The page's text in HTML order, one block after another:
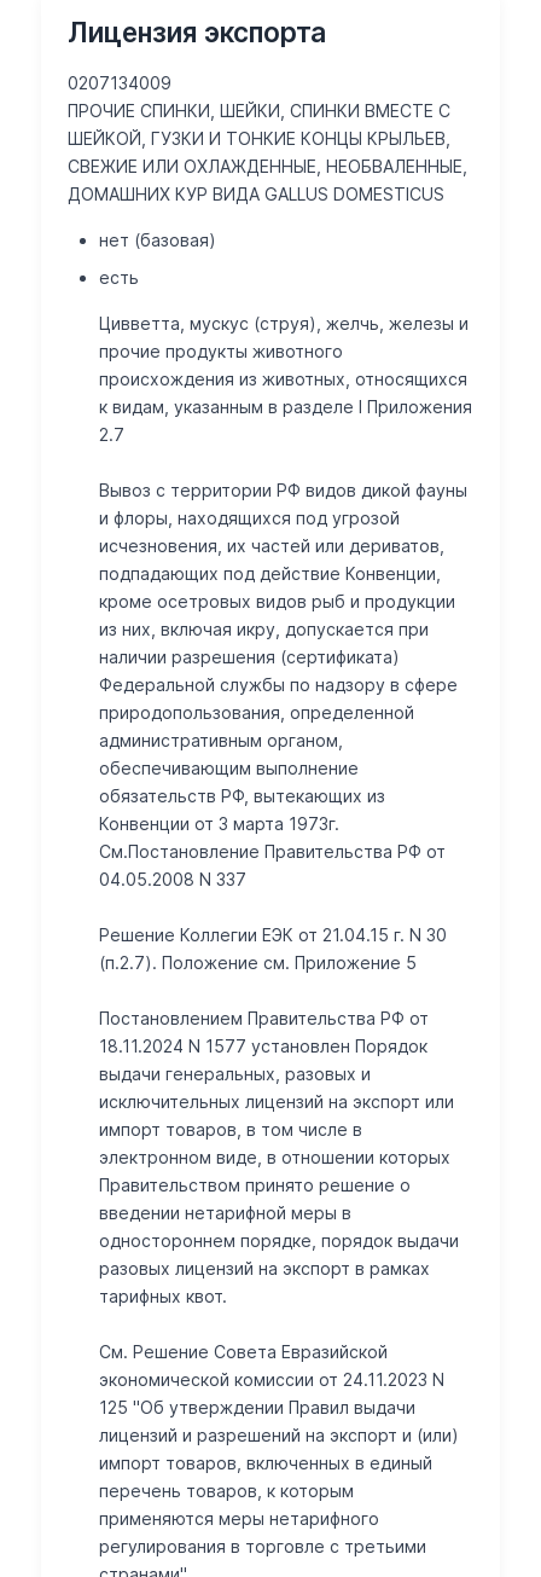
Лицензия экспорта
0207134009
ПРОЧИЕ СПИНКИ, ШЕЙКИ, СПИНКИ ВМЕСТЕ С
ШЕЙКОЙ, ГУЗКИ И ТОНКИЕ КОНЦЫ КРЫЛЬЕВ,
СВЕЖИЕ ИЛИ ОХЛАЖДЕННЫЕ, НЕОБВАЛЕННЫЕ,
ДОМАШНИХ КУР ВИДА GALLUS DOMESTICUS
нет (базовая)
есть
Цивветта, мускус (струя), желчь, железы и
прочие продукты животного
происхождения из животных, относящихся
к видам, указанным в разделе I Приложения
2.7
Вывоз с территории РФ видов дикой фауны
и флоры, находящихся под угрозой
исчезновения, их частей или дериватов,
подпадающих под действие Конвенции,
кроме осетровых видов рыб и продукции
из них, включая икру, допускается при
наличии разрешения (сертификата)
Федеральной службы по надзору в сфере
природопользования, определенной
административным органом,
обеспечивающим выполнение
обязательств РФ, вытекающих из
Конвенции от 3 марта 1973г.
См.Постановление Правительства РФ от
04.05.2008 N 337
Решение Коллегии ЕЭК от 21.04.15 г. N 30
(п.2.7). Положение см. Приложение 5
Постановлением Правительства РФ от
18.11.2024 N 1577 установлен Порядок
выдачи генеральных, разовых и
исключительных лицензий на экспорт или
импорт товаров, в том числе в
электронном виде, в отношении которых
Правительством принято решение о
введении нетарифной меры в
одностороннем порядке, порядок выдачи
разовых лицензий на экспорт в рамках
тарифных квот.
См. Решение Совета Евразийской
экономической комиссии от 24.11.2023 N
125 "Об утверждении Правил выдачи
лицензий и разрешений на экспорт и (или)
импорт товаров, включенных в единый
перечень товаров, к которым
применяются меры нетарифного
регулирования в торговле с третьими